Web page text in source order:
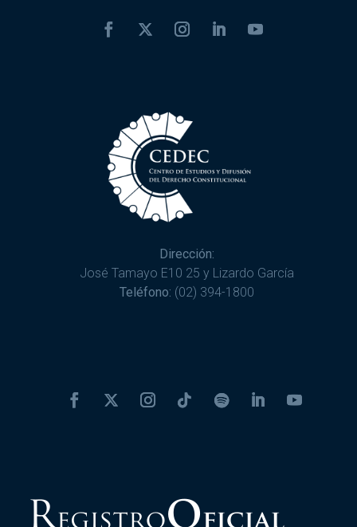
Dirección:
José Tamayo E10 25 y Lizardo García
Teléfono: (02) 394-1800